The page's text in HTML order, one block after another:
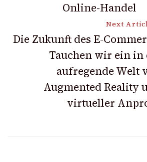
Online-Handel
Next
Die Zukunft des E-
Tauchen wir ein in
aufregende Welt
Augmented Reality
virtueller